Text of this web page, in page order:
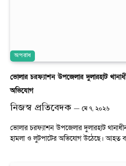
অপরাধ
ভোলার চরফ্যাশন উপজেলার দুলারহাট
অভিযোগ
নিজস্ব প্রতিবেদক মে ৭, ২০২৬
ভোলার চরফ্যাশন উপজেলার দুলারহাট
হামলা ও লুটপাটের অভিযোগ উঠেছে। আহত